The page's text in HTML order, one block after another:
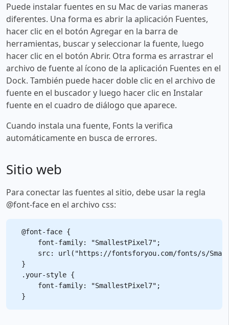
Puede instalar fuentes en su Mac de varias maneras
diferentes. Una forma es abrir la aplicación Fuentes,
hacer clic en el botón Agregar en la barra de
herramientas, buscar y seleccionar la fuente, luego
hacer clic en el botón Abrir. Otra forma es arrastrar el
archivo de fuente al ícono de la aplicación Fuentes en el
Dock. También puede hacer doble clic en el archivo de
fuente en el buscador y luego hacer clic en Instalar
fuente en el cuadro de diálogo que aparece.
Cuando instala una fuente, Fonts la verifica
automáticamente en busca de errores.
Sitio web
Para conectar las fuentes al sitio, debe usar la regla
@font-face en el archivo css:
@font-face {
    font-family: "SmallestPixel7";
src: url("https://fontsforyou.com/fonts/s/
}
.your-style {
    font-family: "SmallestPixel7";